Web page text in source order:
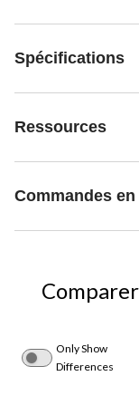
Spécifications
Ressources
Commandes
Only Show
Differences